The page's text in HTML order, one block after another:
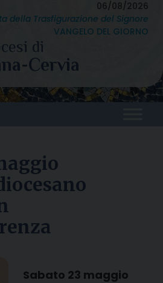
06/08/2026
della Trasfigurazione del Signore
VANGELO DEL GIORNO
Sabato 23 maggio